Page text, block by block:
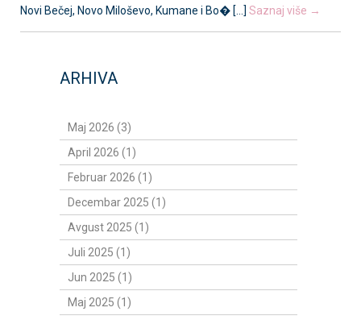
Novi Bečej, Novo Miloševo, Kumane i Bo� [...] Saznaj više →
ARHIVA
Maj 2026 (3)
April 2026 (1)
Februar 2026 (1)
Decembar 2025 (1)
Avgust 2025 (1)
Juli 2025 (1)
Jun 2025 (1)
Maj 2025 (1)